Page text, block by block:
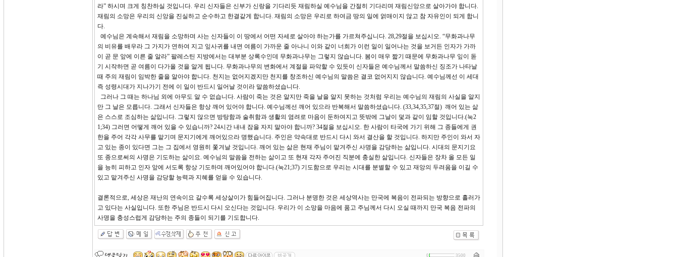
라” 하시며 크게 칭찬하실 것입니다. 우리 신자들은 신부가 신랑을 기다리듯 재림하실 예수님을 간절히 기다리며 재림신앙으로 살아가야 합니다.
재림의 소망은 우리의 신앙을 진실하고 순수하고 한결같게 합니다. 재림의 소망은 우리로 하여금 땅의 일에 얽매이지 않고 참 자유인이 되게 합니
다.
예수님은 계속해서 재림을 소망하며 사는 신자들이 이 땅에서 어떤 자세로 살아야 하는가를 가르쳐주십니다. 28,29절을 보십시오. “무화과나무
의 비유를 배우라 그 가지가 연하여 지고 잎사귀를 내면 여름이 가까운 줄 아나니 이와 같이 너희가 이런 일이 일어나는 것을 보거든 인자가 가까
이 곧 문 앞에 이른 줄 알라” 팔레스틴 지방에서는 대부분 상록수인데 무화과나무는 그렇지 않습니다. 봄이 매우 짧기 때문에 무화과나무 잎이 돋
기 시작하면 곧 여름이 다가올 것을 알게 됩니다. 무화과나무의 변화에서 계절을 파악할 수 있듯이 신자들은 예수님께서 말씀하신 징조가 나타날
때 주의 재림이 임박한 줄을 알아야 합니다. 천지는 없어지겠지만 천지를 창조하신 예수님의 말씀은 결코 없어지지 않습니다. 예수님께선 이 세대
즉 성령시대가 지나가기 전에 이 일이 반드시 일어날 것이라 말씀하셨습니다.
그러나 그 때는 하나님 외에 아무도 알 수 없습니다. 사람이 죽는 것은 알지만 죽을 날을 알지 못하는 것처럼 우리는 예수님의 재림의 사실을 알지
만 그 날은 모릅니다. 그래서 신자들은 항상 깨어 있어야 합니다. 예수님께선 깨어 있으라 반복해서 말씀하셨습니다. (33,34,35,37절) 깨어 있는 삶
은 스스로 조심하는 삶입니다. 그렇지 않으면 방탕함과 술취함과 생활의 염려로 마음이 둔하여지고 뜻밖에 그날이 덫과 같이 임할 것입니다.(눅2
1;34) 그러면 어떻게 깨어 있을 수 있습니까? 24시간 내내 잠을 자지 말아야 합니까? 34절을 보십시오. 한 사람이 타국에 가기 위해 그 종들에게 권
한을 주어 각각 사무를 맡기며 문지기에게 깨어있으라 명했습니다. 주인은 약속대로 반드시 다시 와서 결산을 할 것입니다. 하지만 주인이 와서 자
고 있는 종이 있다면 그는 그 집에서 영원히 쫓겨날 것입니다. 깨어 있는 삶은 현재 주님이 맡겨주신 사명을 감당하는 삶입니다. 시대의 문지기요
또 종으로써의 사명은 기도하는 삶이요. 예수님의 말씀을 전하는 삶이고 또 현재 각자 주어진 직분에 충실한 삶입니다. 신자들은 장차 올 모든 일
을 능히 피하고 인자 앞에 서도록 항상 기도하며 깨어있어야 합니다.(눅21;37) 기도함으로 우리는 시대를 분별할 수 있고 재앙의 두려움을 이길 수
있고 맡겨주신 사명을 감당할 능력과 지혜를 얻을 수 있습니다.
결론적으로, 세상은 재난의 연속이요 갈수록 세상살이가 힘들어집니다. 그러나 분명한 것은 세상역사는 만국에 복음이 전파되는 방향으로 흘러가
고 있다는 사실입니다. 또한 주님은 반드시 다시 오신다는 것입니다. 우리가 이 소망을 마음에 품고 주님께서 다시 오실 때까지 만국 복음 전파의
사명을 충성스럽게 감당하는 주의 종들이 되기를 기도합니다.
0 3500